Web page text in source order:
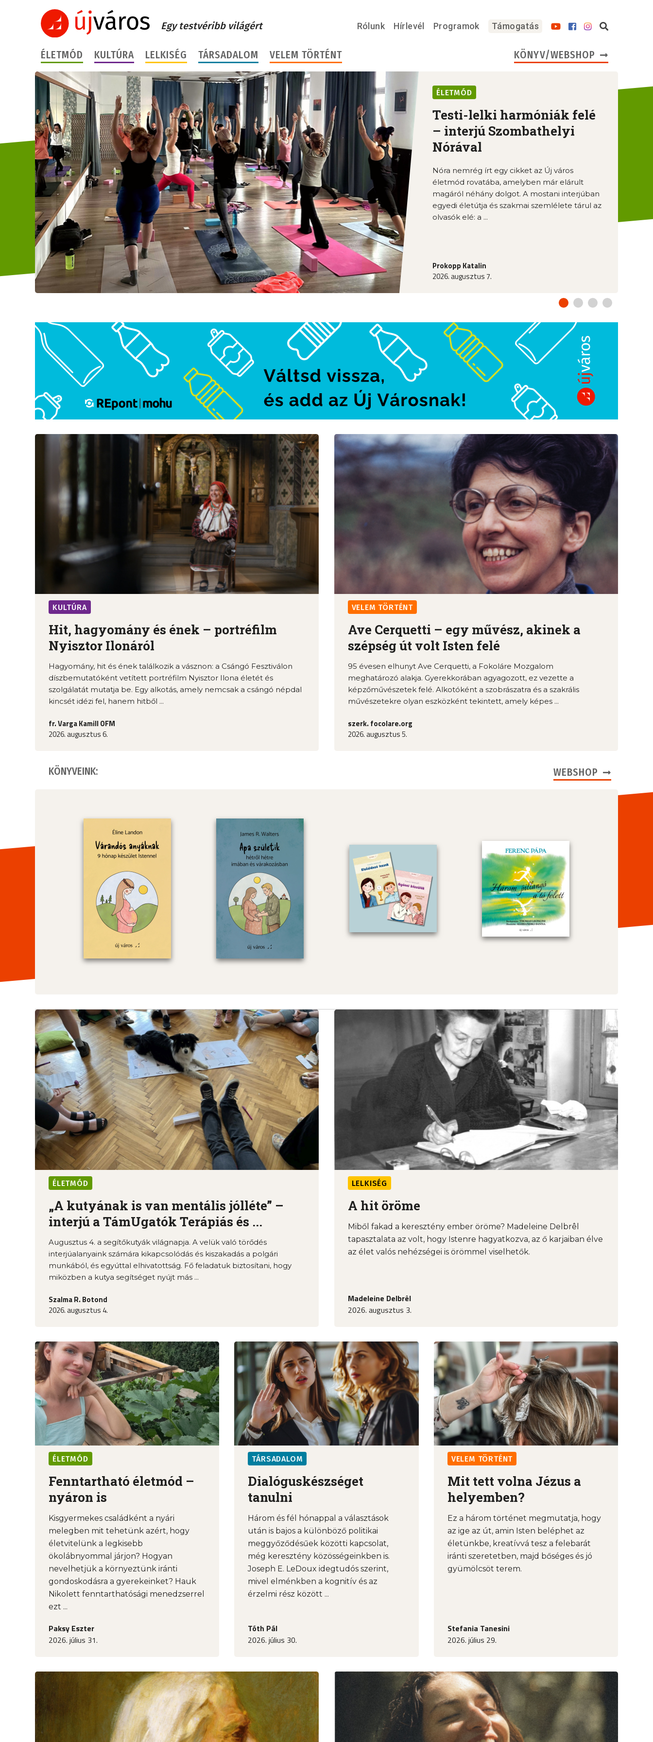
Egy testvéribb világért Rólunk Hírlevél Programok Támogatás
ÉLETMÓD KULTÚRA LELKISÉG TÁRSADALOM VELEM TÖRTÉNT KÖNYV/WEBSHOP
ÉLETMÓD
Testi-lelki harmóniák felé
– interjú Szombathelyi
Nórával
Nóra nemrég írt egy cikket az Új város
életmód rovatába, amelyben már elárult
magáról néhány dolgot. A mostani interjúban
egyedi életútja és szakmai szemlélete tárul az
olvasók elé: a ...
Prokopp Katalin
2026. augusztus 7.
KULTÚRA
Hit, hagyomány és ének – portréfilm
Nyisztor Ilonáról
Hagyomány, hit és ének találkozik a vásznon: a Csángó Fesztiválon
díszbemutatóként vetített portréfilm Nyisztor Ilona életét és
szolgálatát mutatja be. Egy alkotás, amely nemcsak a csángó népdal
kincsét idézi fel, hanem hitből ...
fr. Varga Kamill OFM
2026. augusztus 6.
VELEM TÖRTÉNT
Ave Cerquetti – egy művész, akinek a
szépség út volt Isten felé
95 évesen elhunyt Ave Cerquetti, a Fokoláre Mozgalom
meghatározó alakja. Gyerekkorában agyagozott, ez vezette a
képzőművészetek felé. Alkotóként a szobrászatra és a szakrális
művészetekre olyan eszközként tekintett, amely képes ...
szerk. focolare.org
2026. augusztus 5.
KÖNYVEINK: WEBSHOP
ÉLETMÓD
„A kutyának is van mentális jólléte” –
interjú a TámUgatók Terápiás és ...
Augusztus 4. a segítőkutyák világnapja. A velük való törődés
interjúalanyaink számára kikapcsolódás és kiszakadás a polgári
munkából, és egyúttal elhivatottság. Fő feladatuk biztosítani, hogy
miközben a kutya segítséget nyújt más ...
Szalma R. Botond
2026. augusztus 4.
LELKISÉG
A hit öröme
Miből fakad a keresztény ember öröme? Madeleine Delbrêl
tapasztalata az volt, hogy Istenre hagyatkozva, az ő karjaiban élve
az élet valós nehézségei is örömmel viselhetők.
Madeleine Delbrêl
2026. augusztus 3.
ÉLETMÓD
Fenntartható életmód –
nyáron is
Kisgyermekes családként a nyári
melegben mit tehetünk azért, hogy
életvitelünk a legkisebb
ökolábnyommal járjon? Hogyan
nevelhetjük a környeztünk iránti
gondoskodásra a gyerekeinket? Hauk
Nikolett fenntarthatósági menedzserrel
ezt ...
Paksy Eszter
2026. július 31.
TÁRSADALOM
Dialóguskészséget
tanulni
Három és fél hónappal a választások
után is bajos a különböző politikai
meggyőződésűek közötti kapcsolat,
még keresztény közösségeinkben is.
Joseph E. LeDoux idegtudós szerint,
mivel elménkben a kognitív és az
érzelmi rész között ...
Tóth Pál
2026. július 30.
VELEM TÖRTÉNT
Mit tett volna Jézus a
helyemben?
Ez a három történet megmutatja, hogy
az ige az út, amin Isten beléphet az
életünkbe, kreatívvá tesz a felebarát
iránti szeretetben, majd bőséges és jó
gyümölcsöt terem.
Stefania Tanesini
2026. július 29.